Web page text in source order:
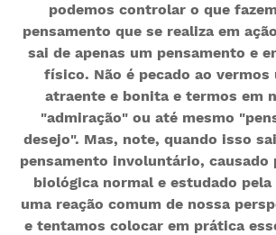
podemos controlar o que
pensamento que se realiza em
sai de apenas um pensamento e
físico. Não é pecado ao vermos
atraente e bonita e termos em
"admiração" ou até mesmo
desejo". Mas, note, quando isso
pensamento involuntário, causado
biológica normal e estudado
uma reação comum de nossa
e tentamos colocar em prática